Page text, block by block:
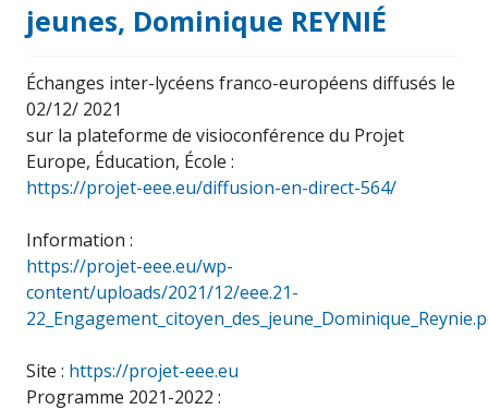
jeunes, Dominique REYNIÉ
Échanges inter-lycéens franco-européens diffusés le
02/12/ 2021
sur la plateforme de visioconférence du Projet
Europe, Éducation, École :
https://projet-eee.eu/diffusion-en-direct-564/
Information :
https://projet-eee.eu/wp-
content/uploads/2021/12/eee.21-
Site : https://projet-eee.eu
Programme 2021-2022 :